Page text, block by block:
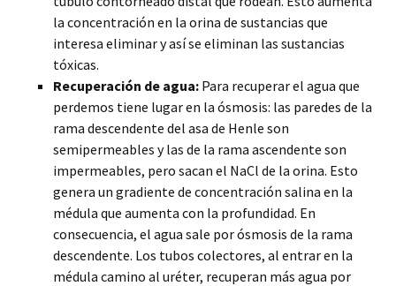
la concentración en la orina de sustancias que
interesa eliminar y así se eliminan las sustancias
tóxicas.
Recuperación de agua: Para recuperar el agua que
perdemos tiene lugar en la ósmosis: las paredes de la
rama descendente del asa de Henle son
semipermeables y las de la rama ascendente son
impermeables, pero sacan el NaCl de la orina. Esto
genera un gradiente de concentración salina en la
médula que aumenta con la profundidad. En
consecuencia, el agua sale por ósmosis de la rama
descendente. Los tubos colectores, al entrar en la
médula camino al uréter, recuperan más agua por